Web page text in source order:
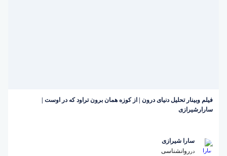
فیلم وبینار تحلیل دنیای درون | از کوزه همان برون تراود که در اوست |
سارارشیرازی
سارا شیرازی
در روانشناسی